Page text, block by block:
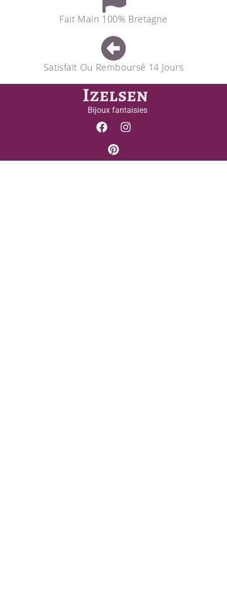
Fait Main 100% Bretagne
Satisfait Ou Remboursé 14 Jours
Izelsen
Bijoux fantaisies